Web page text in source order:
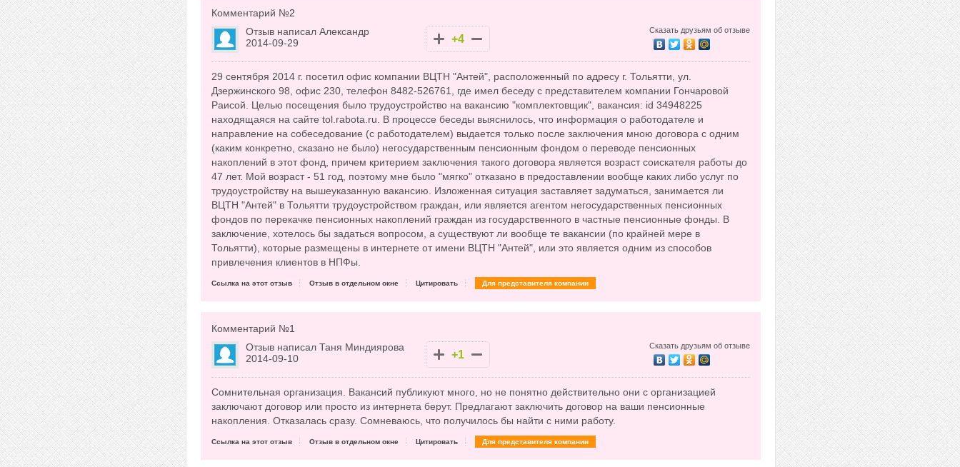
Комментарий №2
Отзыв написал Александр
2014-09-29
+4
Сказать друзьям об отзыве
29 сентября 2014 г. посетил офис компании ВЦТН "Антей", расположенный по адресу г. Тольятти, ул.
Дзержинского 98, офис 230, телефон 8482-526761, где имел беседу с представителем компании Гончаровой
Раисой. Целью посещения было трудоустройство на вакансию "комплектовщик", вакансия: id 34948225
находящаяся на сайте tol.rabota.ru. В процессе беседы выяснилось, что информация о работодателе и
направление на собеседование (с работодателем) выдается только после заключения мною договора с одним
(каким конкретно, сказано не было) негосударственным пенсионным фондом о переводе пенсионных
накоплений в этот фонд, причем критерием заключения такого договора является возраст соискателя работы до
47 лет. Мой возраст - 51 год, поэтому мне было "мягко" отказано в предоставлении вообще каких либо услуг по
трудоустройству на вышеуказанную вакансию. Изложенная ситуация заставляет задуматься, занимается ли
ВЦТН "Антей" в Тольятти трудоустройством граждан, или является агентом негосударственных пенсионных
фондов по перекачке пенсионных накоплений граждан из государственного в частные пенсионные фонды. В
заключение, хотелось бы задаться вопросом, а существуют ли вообще те вакансии (по крайней мере в
Тольятти), которые размещены в интернете от имени ВЦТН "Антей", или это является одним из способов
привлечения клиентов в НПФы.
Ссылка на этот отзыв Отзыв в отдельном окне Цитировать Для представителя компании
Комментарий №1
Отзыв написал Таня Миндиярова
2014-09-10
+1
Сказать друзьям об отзыве
Сомнительная организация. Вакансий публикуют много, но не понятно действительно они с организацией
заключают договор или просто из интернета берут. Предлагают заключить договор на ваши пенсионные
накопления. Отказалась сразу. Сомневаюсь, что получилось бы найти с ними работу.
Ссылка на этот отзыв Отзыв в отдельном окне Цитировать Для представителя компании